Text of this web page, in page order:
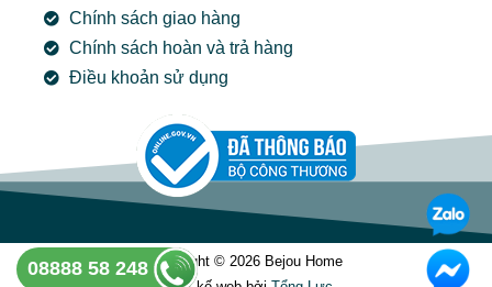
Chính sách giao hàng
Chính sách hoàn và trả hàng
Điều khoản sử dụng
Copyright © 2026 Bejou Home
08888 58 248